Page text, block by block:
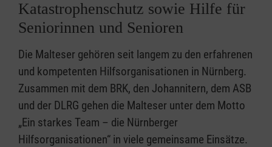
Katastrophenschutz sowie Hilfe für
Seniorinnen und Senioren
Die Malteser gehören seit langem zu den erfahrenen
und kompetenten Hilfsorganisationen in Nürnberg.
Zusammen mit dem BRK, den Johannitern, dem ASB
und der DLRG gehen die Malteser unter dem Motto
„Ein starkes Team – die Nürnberger
Hilfsorganisationen“ in viele gemeinsame Einsätze.